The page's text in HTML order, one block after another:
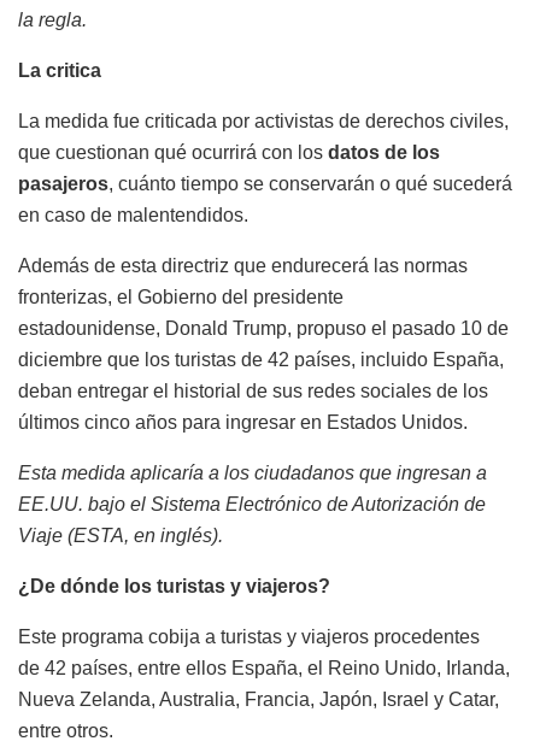
la regla.
La critica
La medida fue criticada por activistas de derechos civiles,
que cuestionan qué ocurrirá con los datos de los
pasajeros, cuánto tiempo se conservarán o qué sucederá
en caso de malentendidos.
Además de esta directriz que endurecerá las normas
fronterizas, el Gobierno del presidente
estadounidense, Donald Trump, propuso el pasado 10 de
diciembre que los turistas de 42 países, incluido España,
deban entregar el historial de sus redes sociales de los
últimos cinco años para ingresar en Estados Unidos.
Esta medida aplicaría a los ciudadanos que ingresan a
EE.UU. bajo el Sistema Electrónico de Autorización de
Viaje (ESTA, en inglés).
¿De dónde los turistas y viajeros?
Este programa cobija a turistas y viajeros procedentes
de 42 países, entre ellos España, el Reino Unido, Irlanda,
Nueva Zelanda, Australia, Francia, Japón, Israel y Catar,
entre otros.